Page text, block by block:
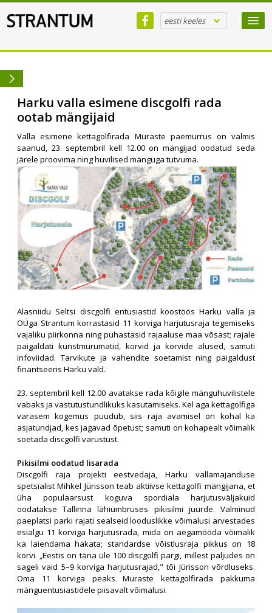
eesti keeles
Harku valla esimene discgolfi rada
ootab mängijaid
Valla esimene kettagolfirada Muraste paemurrus on valmis
saanud, 23. septembril kell 12.00 on mängijad oodatud seda
järele proovima ning huvilised mänguga tutvuma.
Alasniidu Seltsi discgolfi entusiastid koostöös Harku valla ja
OÜga Strantum korrastasid 11 korviga harjutusraja tegemiseks
vajaliku piirkonna ning puhastasid rajaaluse maa võsast; rajale
paigaldati kunstmurumatid, korvid ja korvide alused, samuti
infoviidad. Tarvikute ja vahendite soetamist ning paigaldust
finantseeris Harku vald.
23. septembril kell 12.00 avatakse rada kõigile mänguhuvilistele
vabaks ja vastutustundlikuks kasutamiseks. Kel aga kettagolfiga
varasem kogemus puudub, siis raja avamisel on kohal ka
asjatundjad, kes jagavad õpetust; samuti on kohapealt võimalik
soetada discgolfi varustust.
Pikisilmi oodatud lisarada
Discgolfi raja projekti eestvedaja, Harku vallamajanduse
spetsialist Mihkel Jürisson teab aktiivse kettagolfi mängijana, et
üha populaarsust koguva spordiala harjutusväljakuid
oodatakse Tallinna lähiümbruses pikisilmi juurde. Valminud
paeplatsi parki rajati sealseid looduslikke võimalusi arvestades
esialgu 11 korviga harjutusrada, mida on aegamööda võimalik
ka laiendama hakata; standardse võistlusraja pikkus on 18
korvi. „Eestis on täna üle 100 discgolfi pargi, millest paljudes on
sageli vaid 5–9 korviga harjutusrajad," tõi Jürisson võrdluseks.
Oma 11 korviga peaks Muraste kettagolfirada pakkuma
mänguentusiastidele piisavalt võimalusi.